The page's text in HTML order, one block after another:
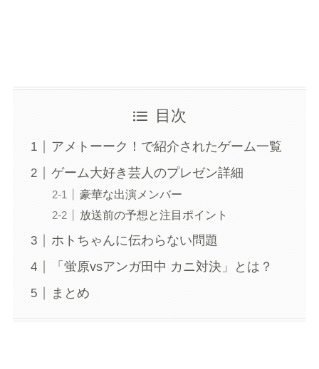
目次
アメトーーク！で紹介されたゲーム一覧
ゲーム大好き芸人のプレゼン詳細
豪華な出演メンバー
放送前の予想と注目ポイント
ホトちゃんに伝わらない問題
「蛍原vsアンガ田中 カニ対決」とは？
まとめ